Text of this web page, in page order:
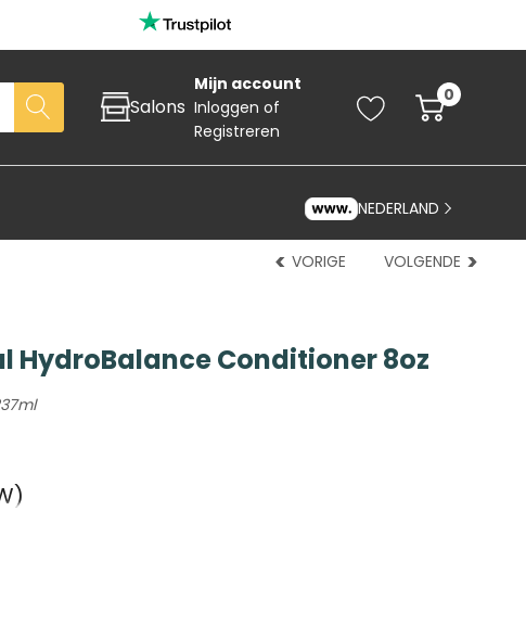
Salons
Mijn account
Inloggenof
Registreren
0
Zoeken
NEDERLAND
VORIGE VOLGENDE
HydroBalance Conditioner 8oz